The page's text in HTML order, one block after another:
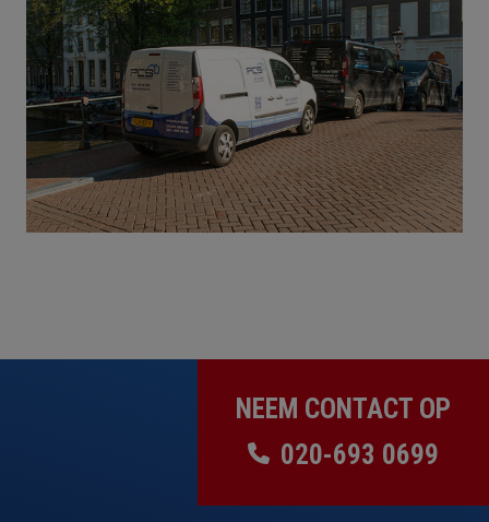
NEEM CONTACT OP
020-693 0699